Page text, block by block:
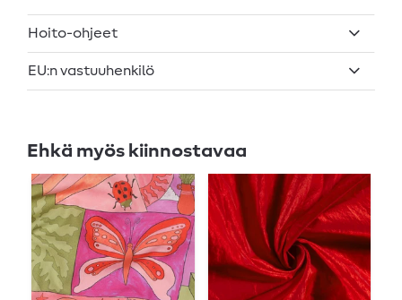
Hoito-ohjeet
EU:n vastuuhenkilö
Ehkä myös kiinnostavaa